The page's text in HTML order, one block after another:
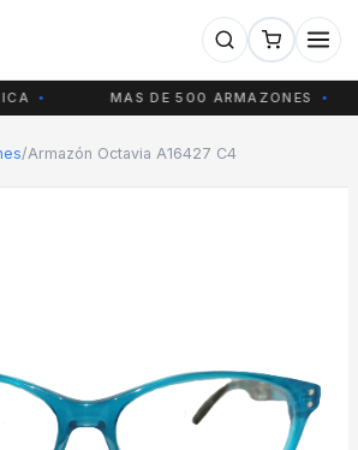
MAS DE 500 ARMAZONES
/Armazón Octavia A16427 C4